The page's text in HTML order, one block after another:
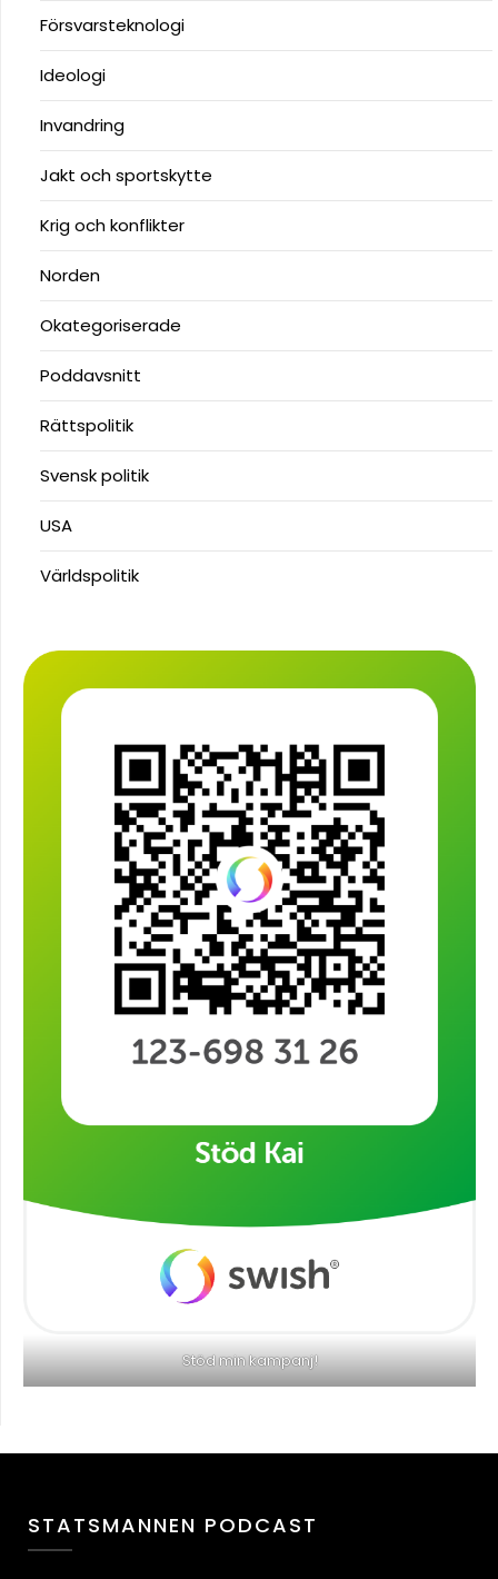
Försvarsteknologi
Ideologi
Invandring
Jakt och sportskytte
Krig och konflikter
Norden
Okategoriserade
Poddavsnitt
Rättspolitik
Svensk politik
USA
Världspolitik
Stöd min kampanj!
STATSMANNEN PODCAST